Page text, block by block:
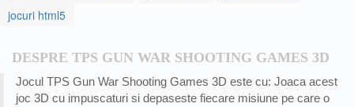
jocuri html5
DESPRE TPS GUN WAR SHOOTING GAMES 3D
Jocul TPS Gun War Shooting Games 3D este cu: Joaca acest
joc 3D cu impuscaturi si depaseste fiecare misiune pe care o